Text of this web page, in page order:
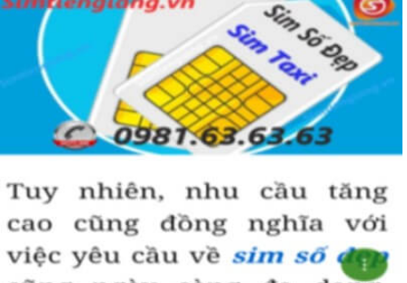
+ Khi nhìn vào số
sim ngũ quý 5
của bạn, người ta sẽ biết được bạn
là người cẩn thận, là người có địa vị và thành công trong cuộc
sống.
+ Khi sử dụng
sim số đẹp đuôi 55555để kinh doanh, làm ăn sẽ tạo
dựng được niềm tin, sự tin tưởng với đối tác,…
+ Sử dụngsim ngũ quý 5cũng giúp bạn tự tin hơn trong cuộc
sống, với các mối quan hệ xã hội khác.
Những phân tích chuyên sâu về ý nghĩa của dòng
sim ngũ
quý 5 xét theo nhiều khía cạch, đã đủ trả lời cho câu hỏi “Lý
do nên sở hữu sim ngũ quý 5 này
, Có thể khẳng định, đây là
dòng sim số đẹp được khuyên dùng cho giới làm ăn, kinh
doanh, dân công chức, văn phòng thậm chí là các doanh
nhân thành đạt.